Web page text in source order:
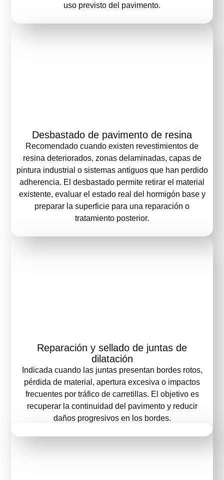
uso previsto del pavimento.
Desbastado de pavimento de resina
Recomendado cuando existen revestimientos de
resina deteriorados, zonas delaminadas, capas de
pintura industrial o sistemas antiguos que han perdido
adherencia. El desbastado permite retirar el material
existente, evaluar el estado real del hormigón base y
preparar la superficie para una reparación o
tratamiento posterior.
Reparación y sellado de juntas de
dilatación
Indicada cuando las juntas presentan bordes rotos,
pérdida de material, apertura excesiva o impactos
frecuentes por tráfico de carretillas. El objetivo es
recuperar la continuidad del pavimento y reducir
daños progresivos en los bordes.